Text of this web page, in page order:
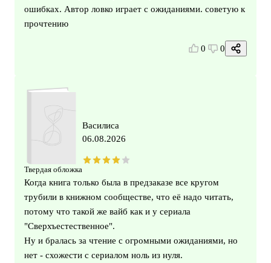
ошибках. Автор ловко играет с ожиданиями. советую к
прочтению
0 0
Твердая обложка
Василиса
06.08.2026
Когда книга только была в предзаказе все кругом
трубили в книжном сообществе, что её надо читать,
потому что такой же вайб как и у сериала
"Сверхъестественное".
Ну и бралась за чтение с огромными ожиданиями, но
нет - схожести с сериалом ноль из нуля.